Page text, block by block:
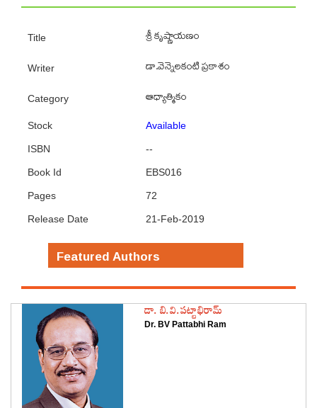
Title శ్రీ కృష్ణాయణం
Writer డా.వెన్నెలకంటి ప్రకాశం
Category ఆధ్యాత్మికం
Stock Available
ISBN --
Book Id EBS016
Pages 72
Release Date 21-Feb-2019
Featured Authors
డా. బి.వి.పట్టాభిరామ్
Dr. BV Pattabhi Ram